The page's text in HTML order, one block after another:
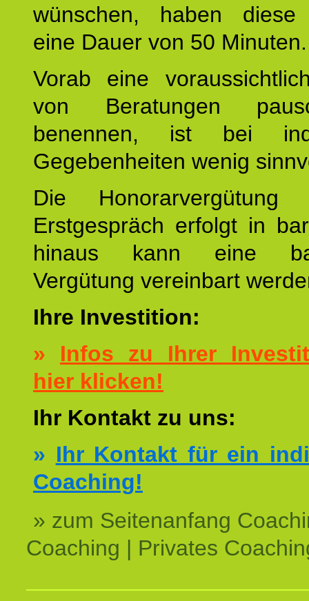
wünschen, haben diese
eine Dauer von 50 Minuten.
Vorab eine
von Beratungen
benennen, ist bei
Gegebenheiten wenig
Die
Erstgespräch erfolgt in
hinaus kann eine
Vergütung vereinbart
Ihre Investition:
» Infos zu Ihrer
hier klicken!
Ihr Kontakt zu uns:
» Ihr Kontakt für ein
Coaching!
» zum Seitenanfang
Coaching | Privates